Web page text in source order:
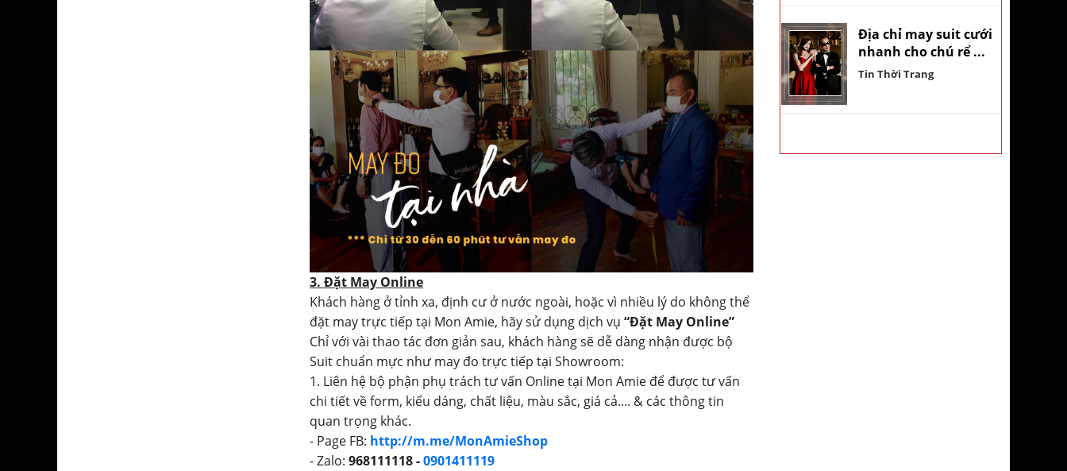
3. Đặt May Online
Khách hàng ở tỉnh xa, định cư ở nước ngoài, hoặc vì nhiều lý do không thể
đặt may trực tiếp tại Mon Amie, hãy sử dụng dịch vụ “Đặt May Online”
Chỉ với vài thao tác đơn giản sau, khách hàng sẽ dễ dàng nhận được bộ
Suit chuẩn mực như may đo trực tiếp tại Showroom:
1. Liên hệ bộ phận phụ trách tư vấn Online tại Mon Amie để được tư vấn
chi tiết về form, kiểu dáng, chất liệu, màu sắc, giá cả.... & các thông tin
quan trọng khác.
- Page FB: http://m.me/MonAmieShop
- Zalo: 968111118 -0901411119
Địa chỉ may suit cưới
nhanh cho chú rể ...
Tin Thời Trang